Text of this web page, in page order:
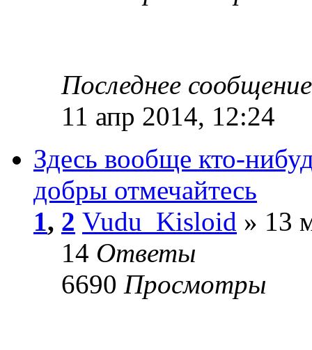
Последнее
11 апр 2014, 12:24
Здесь вообще кто-
добры отмечайтесь
1, 2 Vudu_Kisloid » 13
14 Ответы
6690 Просмотры